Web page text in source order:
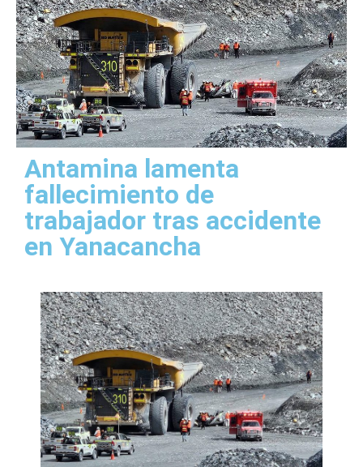
Antamina lamenta
fallecimiento de
trabajador tras accidente
en Yanacancha